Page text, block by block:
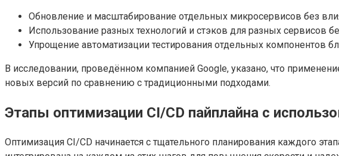
Обновление и масштабирование отдельных микросервисов без
Использование разных технологий и стэков для разных сервисов
Упрощение автоматизации тестирования отдельных компонентов
В исследовании, проведённом компанией Google, указано, что
новых версий по сравнению с традиционными подходами.
Этапы оптимизации CI/CD пайплайна с
Оптимизация CI/CD начинается с тщательного планирования каждого